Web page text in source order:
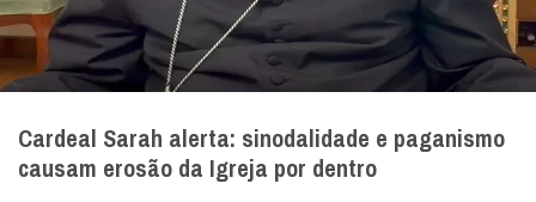
Cardeal Sarah alerta: sinodalidade e paganismo
causam erosão da Igreja por dentro